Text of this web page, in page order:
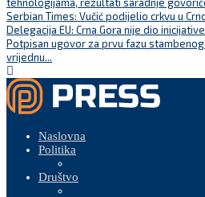
Serbian Times: Vučić podijelio crkvu u
Delegacija EU: Crna Gora nije dio
Potpisan ugovor za prvu fazu
vrijednu...
Naslovna
Politika
Društvo